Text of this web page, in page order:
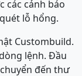
các cảnh báo
lỗ hổng.
Custombuild.
lệnh. Đầu
đến thư